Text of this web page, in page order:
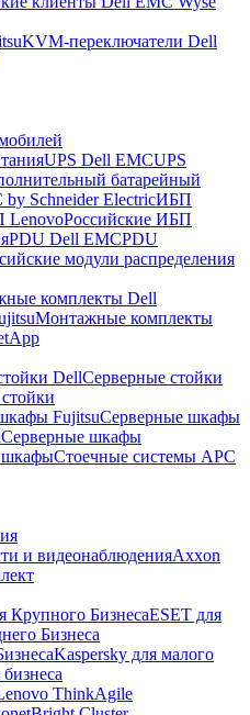
KVM-переключатели Dell
UPS Dell EMCUPS
батарейный
Schneider ElectricИБП
LenovoРоссийские ИБП
PDU Dell EMCPDU
модули распределения
комплекты Dell
Монтажные комплекты
DellСерверные стойки
FujitsuСерверные шкафы
Серверные шкафы
шкафыСтоечные системы APC
и видеонаблюденияAxxon
Крупного БизнесаESET для
Бизнеса
Kaspersky для малого
ThinkAgile